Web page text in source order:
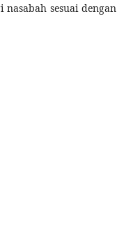
sesuai dengan